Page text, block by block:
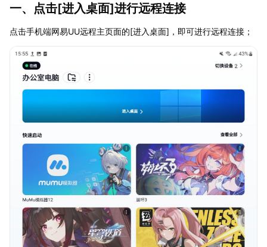
一、点击[进入桌面]进行远程连接
点击手机端网易UU远程主页面的[进入桌面]，即可进行远程连接；